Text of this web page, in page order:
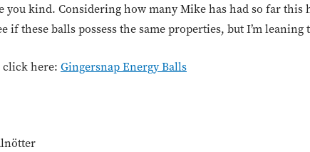
you kind. Considering how many Mike has had so far this
if these balls possess the same properties, but I’m
here: Gingersnap Energy Balls